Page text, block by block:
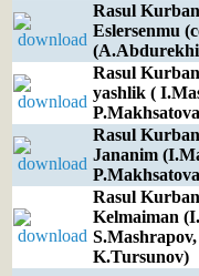
Rasul
Eslersenmu
Rasul
yashlik (
Rasul
Jananim
Rasul
Kelmaiman
S.Mashrapov,
K.Tursunov)